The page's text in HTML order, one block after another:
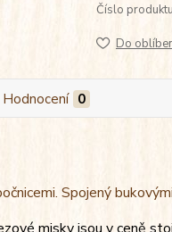
Číslo
Do
Hodnocení 0
Spojený